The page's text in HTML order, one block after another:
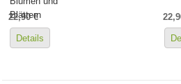
Blättern
22,90 €
Details